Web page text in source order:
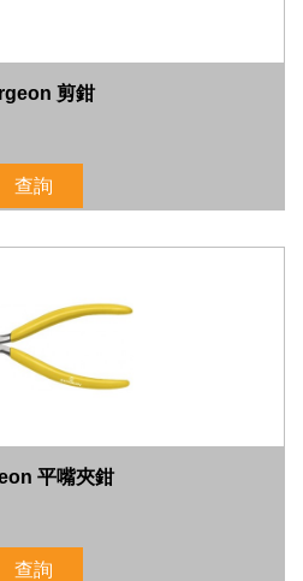
剪鉗
查詢
平嘴夾鉗
查詢